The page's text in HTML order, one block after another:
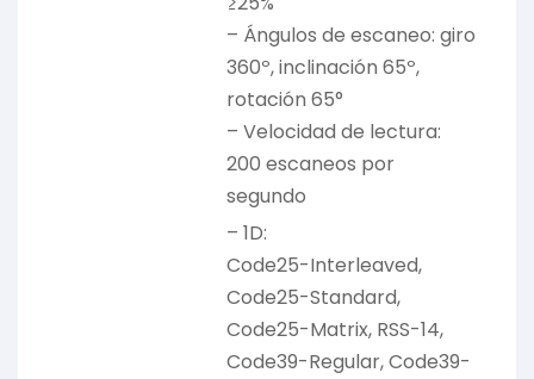
– Ángulos de escaneo: giro
360º, inclinación 65º,
rotación 65°
– Velocidad de lectura:
200 escaneos por
segundo
– 1D:
Code25-Interleaved,
Code25-Standard,
Code25-Matrix, RSS-14,
Code39-Regular, Code39-